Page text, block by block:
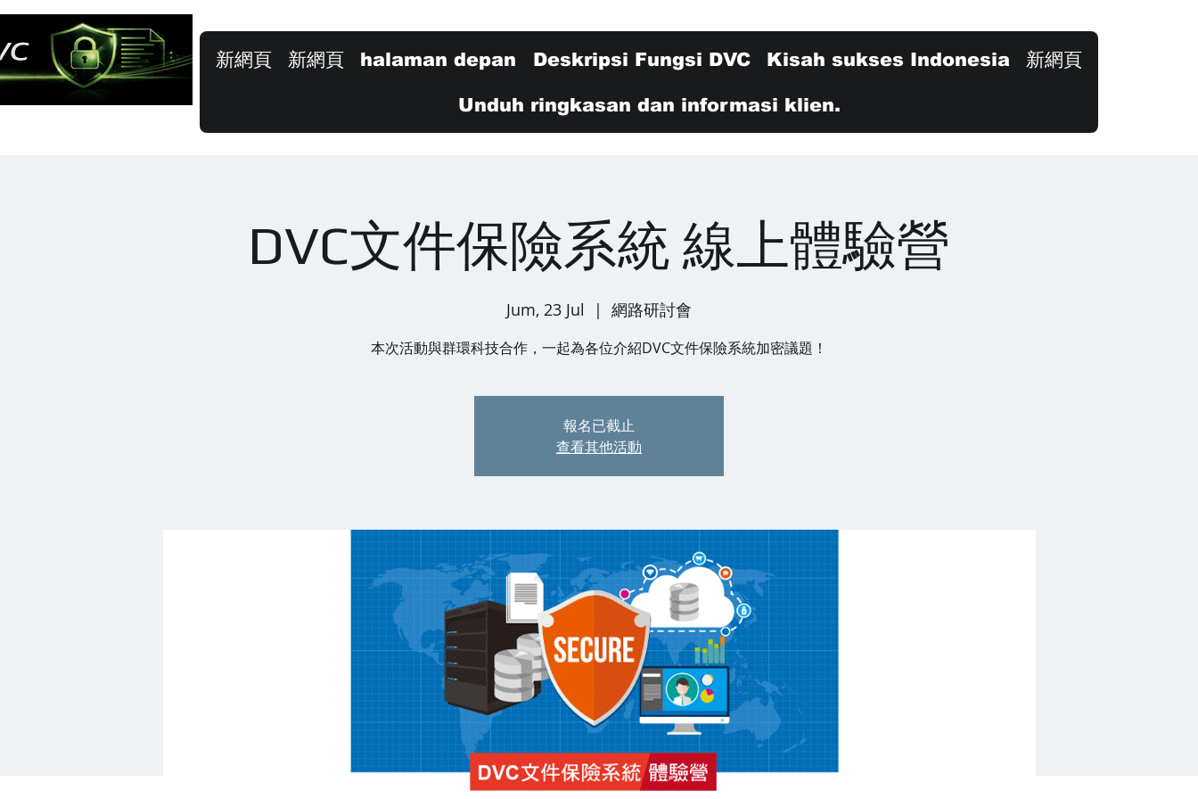
新網頁 新網頁 halaman depan Deskripsi Fungsi DVC Kisah sukses Indonesia 新網頁
Unduh ringkasan dan informasi klien.
DVC文件保險系統 線上體驗營
Jum, 23 Jul
  |
網路研討會
本次活動與群環科技合作，一起為各位介紹DVC文件保險系統加密議題！
報名已截止
查看其他活動